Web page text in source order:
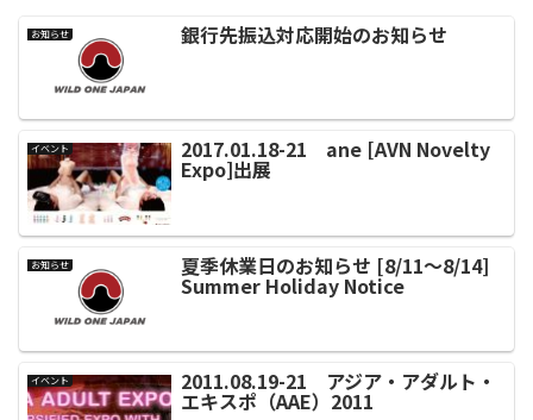
お知らせ 銀行先振込対応開始のお知らせ
イベント 2017.01.18-21 ane [AVN Novelty
Expo]出展
お知らせ 夏季休業日のお知らせ [8/11～8/14]
Summer Holiday Notice
イベント 2011.08.19-21 アジア・アダルト・
エキスポ（AAE）2011